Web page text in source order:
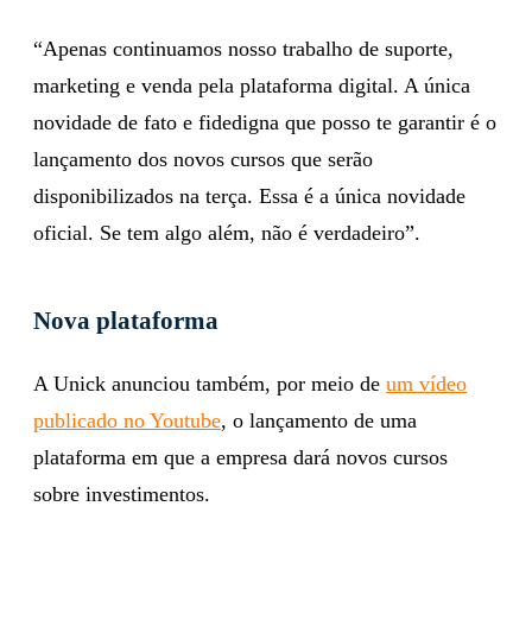
“Apenas continuamos nosso trabalho de suporte,
marketing e venda pela plataforma digital. A única
novidade de fato e fidedigna que posso te garantir é o
lançamento dos novos cursos que serão
disponibilizados na terça. Essa é a única novidade
oficial. Se tem algo além, não é verdadeiro”.
Nova plataforma
A Unick anunciou também, por meio de um vídeo
publicado no Youtube, o lançamento de uma
plataforma em que a empresa dará novos cursos
sobre investimentos.